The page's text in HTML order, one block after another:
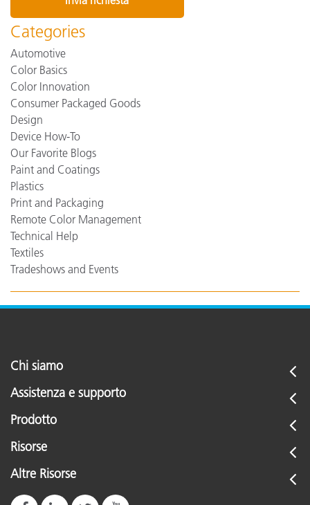
Categories
Automotive
Color Basics
Color Innovation
Consumer Packaged Goods
Design
Device How-To
Our Favorite Blogs
Paint and Coatings
Plastics
Print and Packaging
Remote Color Management
Technical Help
Textiles
Tradeshows and Events
Chi siamo
Assistenza e supporto
Prodotto
Risorse
Altre Risorse